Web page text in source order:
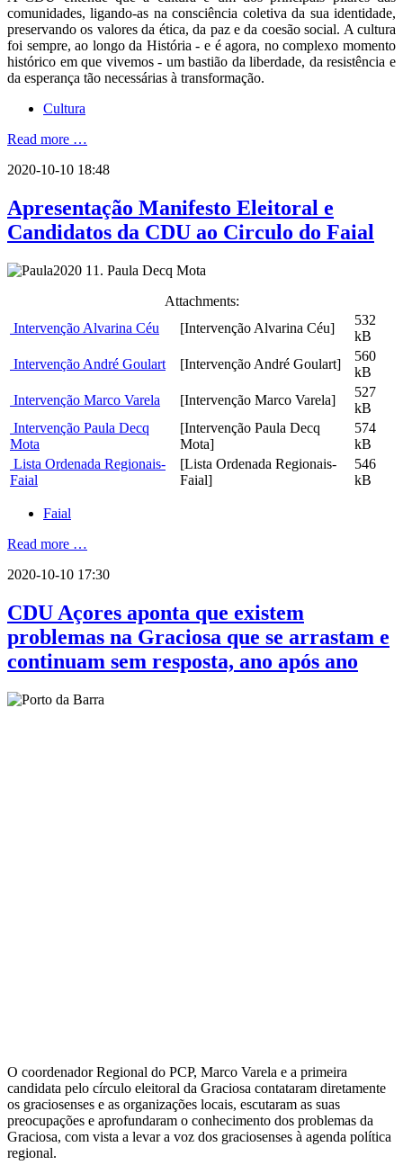
comunidades, ligando-as na consciência coletiva da sua identidade,
preservando os valores da ética, da paz e da coesão social. A cultura
foi sempre, ao longo da História - e é agora, no complexo momento
histórico em que vivemos - um bastião da liberdade, da resistência e
da esperança tão necessárias à transformação.
Cultura
Read more …
2020-10-10 18:48
Apresentação Manifesto Eleitoral e
Candidatos da CDU ao Circulo do Faial
1. Paula Decq Mota
Attachments:
Intervenção Alvarina Céu
[Intervenção Alvarina Céu]
532
kB
Intervenção André Goulart
[Intervenção André Goulart]
560
kB
Intervenção Marco Varela
[Intervenção Marco Varela]
527
kB
Intervenção Paula Decq
Mota
[Intervenção Paula Decq
Mota]
574
kB
Lista Ordenada Regionais-
Faial
[Lista Ordenada Regionais-
Faial]
546
kB
Faial
Read more …
2020-10-10 17:30
CDU Açores aponta que existem
problemas na Graciosa que se arrastam e
continuam sem resposta, ano após ano
O coordenador Regional do PCP, Marco Varela e a primeira
candidata pelo círculo eleitoral da Graciosa contataram diretamente
os graciosenses e as organizações locais, escutaram as suas
preocupações e aprofundaram o conhecimento dos problemas da
Graciosa, com vista a levar a voz dos graciosenses à agenda política
regional.